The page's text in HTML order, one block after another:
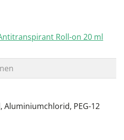
Roll-on 20 ml
PEG-12